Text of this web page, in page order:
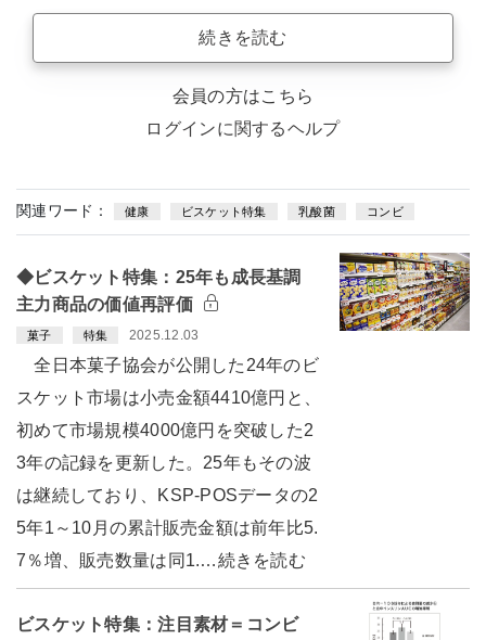
続きを読む
会員の方はこちら
ログインに関するヘルプ
関連ワード： 健康 ビスケット特集 乳酸菌 コンビ
◆ビスケット特集：25年も成長基調
主力商品の価値再評価
菓子 特集 2025.12.03
全日本菓子協会が公開した24年のビ
スケット市場は小売金額4410億円と、
初めて市場規模4000億円を突破した2
3年の記録を更新した。25年もその波
は継続しており、KSP-POSデータの2
5年1～10月の累計販売金額は前年比5.
7％増、販売数量は同1.…続きを読む
ビスケット特集：注目素材＝コンビ